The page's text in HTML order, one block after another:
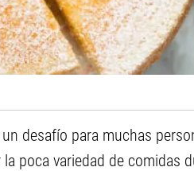
desafío para muchas
poca variedad de comidas